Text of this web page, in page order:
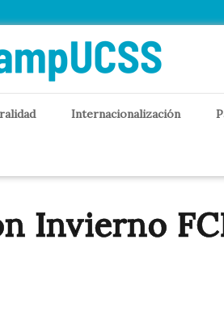
Internacionalización
Invierno